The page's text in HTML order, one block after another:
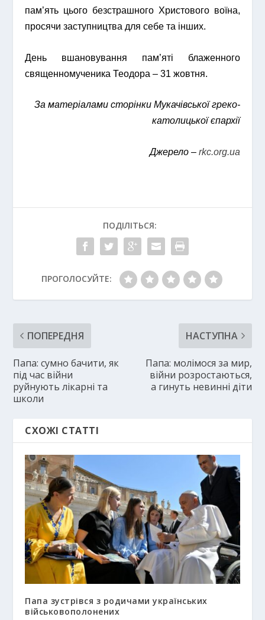
пам’ять цього безстрашного Христового воїна,
просячи заступництва для себе та інших.
День вшановування пам’яті блаженного
священномученика Теодора – 31 жовтня.
За матеріалами сторінки Мукачівської греко-
католицької єпархії
Джерело – rkc.org.ua
ПОДІЛІТЬСЯ:
ПРОГОЛОСУЙТЕ:
ПОПЕРЕДНЯ
Папа: сумно бачити, як
під час війни
руйнують лікарні та
школи
НАСТУПНА
Папа: молімося за мир,
війни розростаються,
а гинуть невинні діти
СХОЖІ СТАТТІ
Папа зустрівся з родичами українських
військовополонених